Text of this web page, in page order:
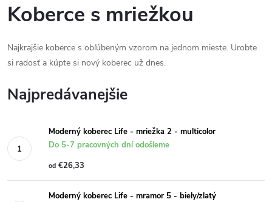
Koberce s mriežkou
Najkrajšie koberce s obľúbeným vzorom na jednom mieste. Urobte
si radosť a kúpte si nový koberec už dnes.
Najpredávanejšie
Moderný koberec Life - mriežka 2 - multicolor
Do 5-7 pracovných dní odošleme
od €26,33
Moderný koberec Life - mramor 5 - biely/zlatý